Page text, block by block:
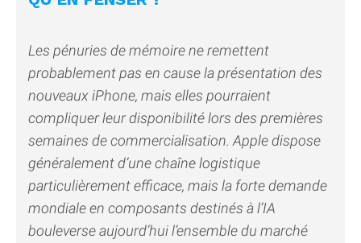
Les pénuries de mémoire ne remettent
probablement pas en cause la présentation des
nouveaux iPhone, mais elles pourraient
compliquer leur disponibilité lors des premières
semaines de commercialisation. Apple dispose
généralement d’une chaîne logistique
particulièrement efficace, mais la forte demande
mondiale en composants destinés à l’IA
bouleverse aujourd’hui l’ensemble du marché